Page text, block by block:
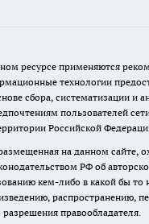
ресурсе применяются
технологии
сбора, систематизации и
пользователей
Российской
на данном сайте,
РФ об
кем-либо в какой бы
распространению,
разрешения правообладателя.